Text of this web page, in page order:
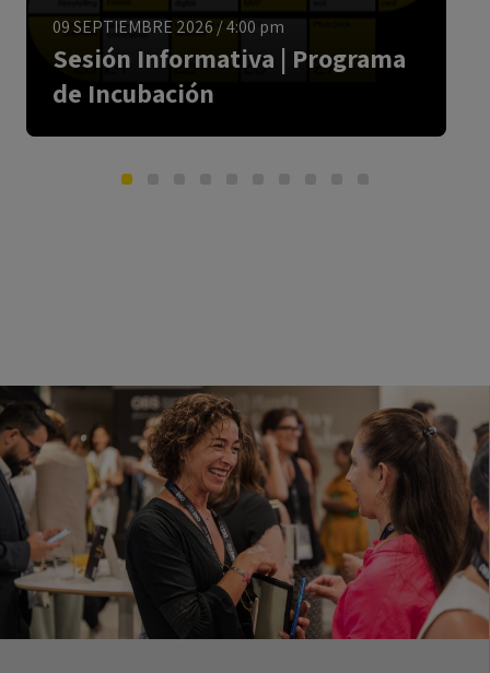
09 SEPTIEMBRE 2026 /4:00 pm
Sesión Informativa | Programa
de Incubación